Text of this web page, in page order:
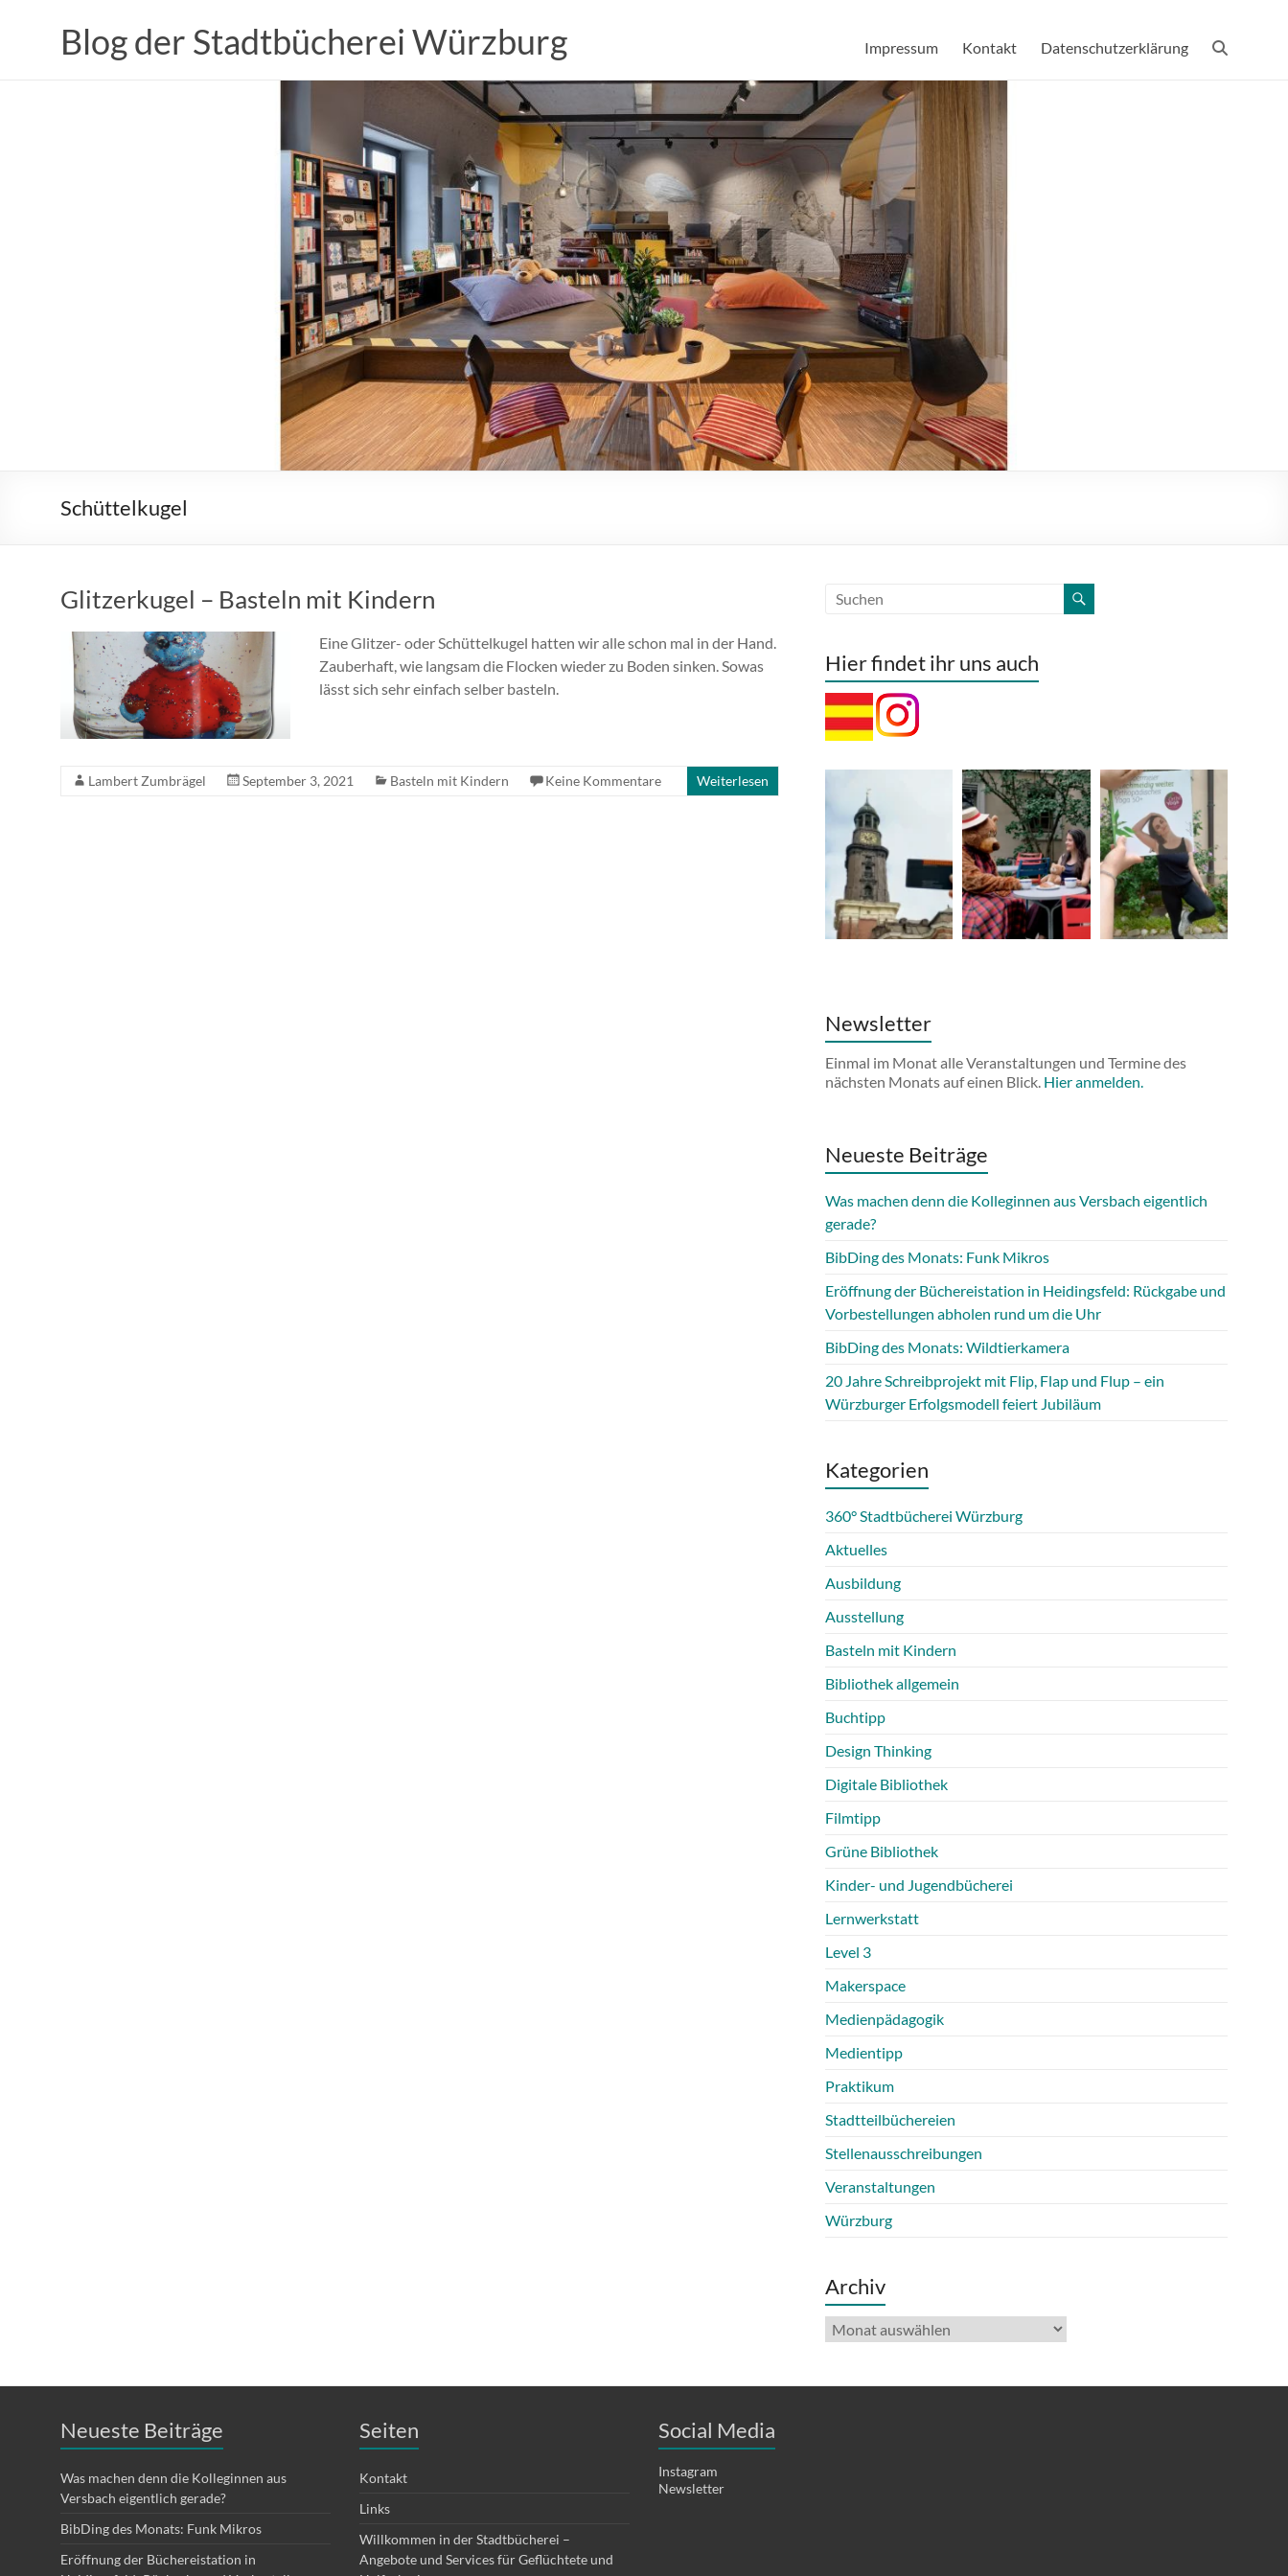
Blog der Stadtbücherei Würzburg Impressum Kontakt Datenschutzerklärung
Schüttelkugel
Glitzerkugel – Basteln mit Kindern
Eine Glitzer- oder Schüttelkugel hatten wir alle schon mal in der Hand.
Zauberhaft, wie langsam die Flocken wieder zu Boden sinken. Sowas
lässt sich sehr einfach selber basteln.
Lambert Zumbrägel September 3, 2021 Basteln mit Kindern Keine Kommentare Weiterlesen
Hier findet ihr uns auch
Newsletter
Einmal im Monat alle Veranstaltungen und Termine des
nächsten Monats auf einen Blick. Hier anmelden.
Neueste Beiträge
Was machen denn die Kolleginnen aus Versbach eigentlich
gerade?
BibDing des Monats: Funk Mikros
Eröffnung der Büchereistation in Heidingsfeld: Rückgabe und
Vorbestellungen abholen rund um die Uhr
BibDing des Monats: Wildtierkamera
20 Jahre Schreibprojekt mit Flip, Flap und Flup – ein
Würzburger Erfolgsmodell feiert Jubiläum
Kategorien
360° Stadtbücherei Würzburg
Aktuelles
Ausbildung
Ausstellung
Basteln mit Kindern
Bibliothek allgemein
Buchtipp
Design Thinking
Digitale Bibliothek
Filmtipp
Grüne Bibliothek
Kinder- und Jugendbücherei
Lernwerkstatt
Level 3
Makerspace
Medienpädagogik
Medientipp
Praktikum
Stadtteilbüchereien
Stellenausschreibungen
Veranstaltungen
Würzburg
Archiv
Archiv
Neueste Beiträge
Was machen denn die Kolleginnen aus
Versbach eigentlich gerade?
BibDing des Monats: Funk Mikros
Eröffnung der Büchereistation in
Seiten
Kontakt
Links
Willkommen in der Stadtbücherei –
Angebote und Services für Geflüchtete und
Social Media
Instagram
Newsletter